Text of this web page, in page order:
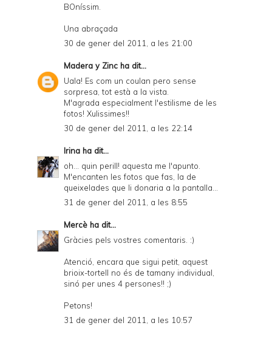
BOníssim.
Una abraçada
30 de gener del 2011, a les 21:00
Madera y Zinc ha dit...
Uala! Es com un coulan pero sense
sorpresa, tot està a la vista.
M'agrada especialment l'estilisme de les
fotos! Xulissimes!!
30 de gener del 2011, a les 22:14
Irina ha dit...
oh... quin perill! aquesta me l'apunto.
M'encanten les fotos que fas, la de
queixelades que li donaria a la pantalla...
31 de gener del 2011, a les 8:55
Mercè ha dit...
Gràcies pels vostres comentaris. :)
Atenció, encara que sigui petit, aquest
brioix-tortell no és de tamany individual,
sinó per unes 4 persones!! ;)
Petons!
31 de gener del 2011, a les 10:57